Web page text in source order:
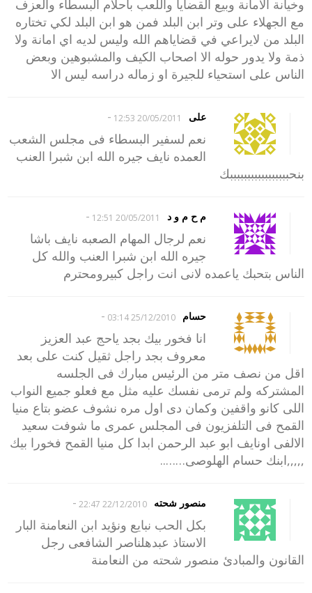
وخيانة الأمانة وبيع القضايا واللعب بأحلام البسطاء والعزف
مع الجهلاء على وتر ابن البلد فمن هو ابن البلد لكي تختاره
البلد من لايراعي في قضاياهم الله وليس لديه اي امانة ولا
ذمة ولا يدور حوله الا اصحاب الكيف والمشبوهين وبعض
الناس على استحياء للجيرة او زماله دراسه ليس الا
على 20/05/2011 12:53
-
نعم لسفير البسطاء فى مجلس الشعب
العمده نايف جيره الله ابن شبرا العنب
بنحبببببببببببببببببك
م ح م و د 20/05/2011 12:51
-
نعم لرجال المهام الصعبه نايف باشا
جيره الله ابن شبرا العنب والله كل
الناس بتحبك ياعمده لانى انت راجل كبيرومحترم
حسام 25/12/2010 03:14
-
انا فخور بيك بجد ياحج عبد العزيز
معروف بجد راجل ثقيل كنت على بعد
اقل من نصف متر من الرئيس مبارك فى الجلسه
المشتركه ولم ترمى نفسك عليه مثل مع فعلو جميع النواب
اللى كانو واقفين وكمان دى اول مره نشوف عضو بتاع منيا
القمح فى التلفزيون فى المجلس عمرى ما شوفت سعيد
الالفى اونايف ابو عبد الرحمن ابدا كل منيا القمح فخورا بيك
,,,,,ابنك حسام الهلوصى……..
منصور شحته 22/12/2010 22:47
-
بكل الحب نبايع ونؤيد ابن النعامنة البار
الاستاذ عبدهلناصر الشافعى رجل
القانون والمبادئ منصور شحته من النعامنة